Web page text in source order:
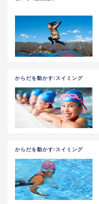
からだを動かす/スイミング
からだを動かす/スイミング